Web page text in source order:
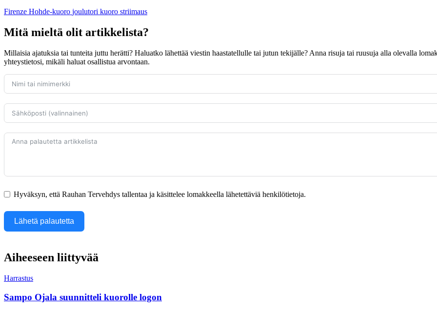
Firenze Hohde-kuoro joulutori kuoro striimaus
Mitä mieltä olit artikkelista?
Millaisia ajatuksia tai tunteita juttu herätti? Haluatko lähettää viestin haastatellulle tai jutun tekijälle? Anna risuja tai ruusuja alla olevalla
yhteystietosi, mikäli haluat osallistua arvontaan.
Hyväksyn, että Rauhan Tervehdys tallentaa ja käsittelee lomakkeella lähetettäviä henkilötietoja.
Lähetä palautetta
Aiheeseen liittyvää
Harrastus
Sampo Ojala suunnitteli kuorolle logon